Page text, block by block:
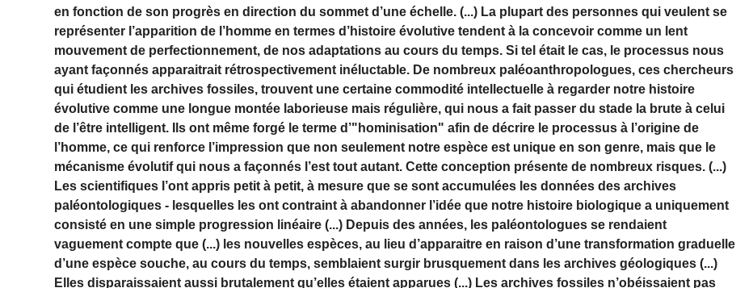
en fonction de son progrès en direction du sommet d’une échelle. (...) La plupart des personnes qui veulent se
représenter l’apparition de l’homme en termes d’histoire évolutive tendent à la concevoir comme un lent
mouvement de perfectionnement, de nos adaptations au cours du temps. Si tel était le cas, le processus nous
ayant façonnés apparaitrait rétrospectivement inéluctable. De nombreux paléoanthropologues, ces chercheurs
qui étudient les archives fossiles, trouvent une certaine commodité intellectuelle à regarder notre histoire
évolutive comme une longue montée laborieuse mais régulière, qui nous a fait passer du stade la brute à celui
de l’être intelligent. Ils ont même forgé le terme d’"hominisation" afin de décrire le processus à l’origine de
l’homme, ce qui renforce l’impression que non seulement notre espèce est unique en son genre, mais que le
mécanisme évolutif qui nous a façonnés l’est tout autant. Cette conception présente de nombreux risques. (...)
Les scientifiques l’ont appris petit à petit, à mesure que se sont accumulées les données des archives
paléontologiques - lesquelles les ont contraint à abandonner l’idée que notre histoire biologique a uniquement
consisté en une simple progression linéaire (...) Depuis des années, les paléontologues se rendaient
vaguement compte que (...) les nouvelles espèces, au lieu d’apparaitre en raison d’une transformation graduelle
d’une espèce souche, au cours du temps, semblaient surgir brusquement dans les archives géologiques (...)
Elles disparaissaient aussi brutalement qu’elles étaient apparues (...) Les archives fossiles n’obéissaient pas